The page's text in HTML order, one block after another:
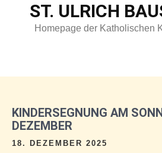
ST. ULRICH
Homepage der Katholischen
KINDERSEGNUNG AM
DEZEMBER
18. DEZEMBER 2025